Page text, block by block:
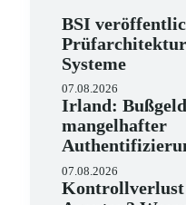
BSI
Systeme
07.08.2026
Irland:
mangelhafter
07.08.2026